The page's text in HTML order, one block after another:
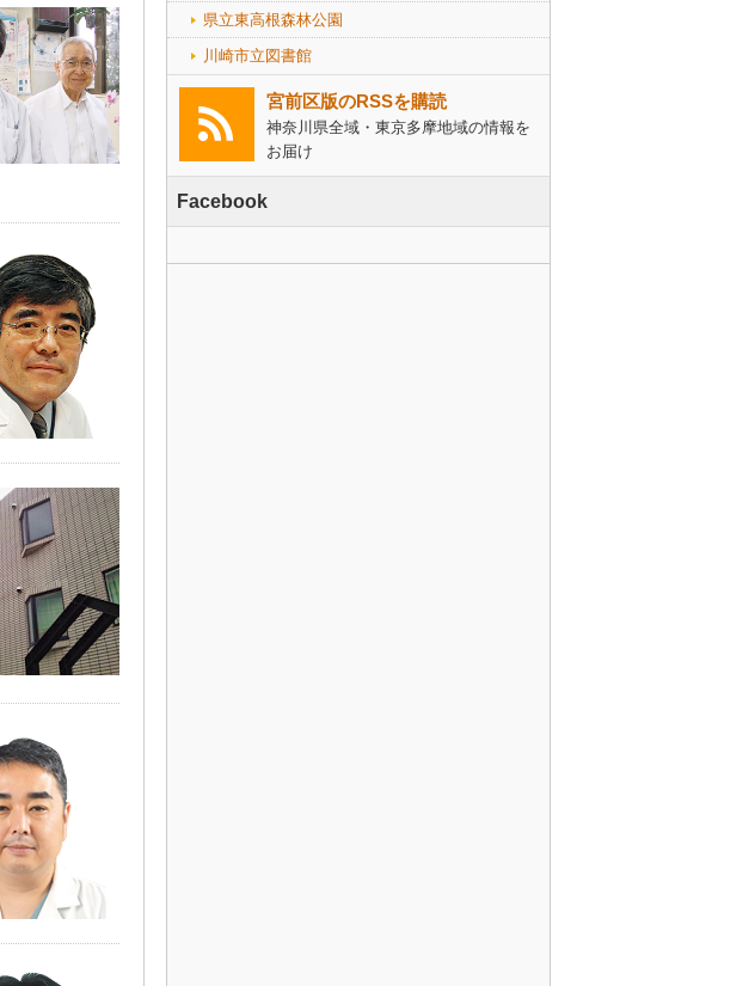
県立東高根森林公園
川崎市立図書館
宮前区版のRSSを購読
神奈川県全域・東京多摩地域の情報を
お届け
Facebook